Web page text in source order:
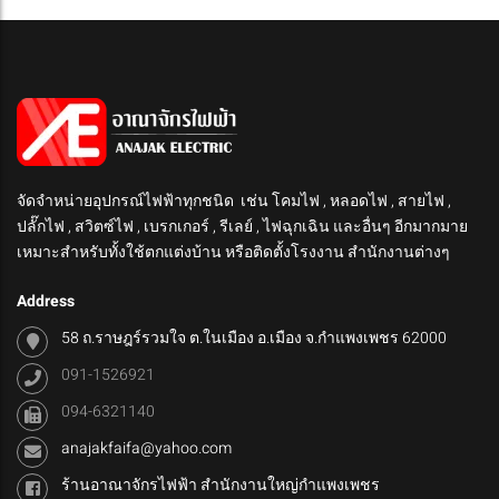
จัดจำหน่ายอุปกรณ์ไฟฟ้าทุกชนิด เช่น โคมไฟ , หลอดไฟ , สายไฟ ,
ปลั๊กไฟ , สวิตซ์ไฟ , เบรกเกอร์ , รีเลย์ , ไฟฉุกเฉิน และอื่นๆ อีกมากมาย
เหมาะสำหรับทั้งใช้ตกแต่งบ้าน หรือติดตั้งโรงงาน สำนักงานต่างๆ
Address
58 ถ.ราษฎร์รวมใจ ต.ในเมือง อ.เมือง จ.กำแพงเพชร 62000
091-1526921
094-6321140
anajakfaifa@yahoo.com
ร้านอาณาจักรไฟฟ้า สำนักงานใหญ่กำแพงเพชร